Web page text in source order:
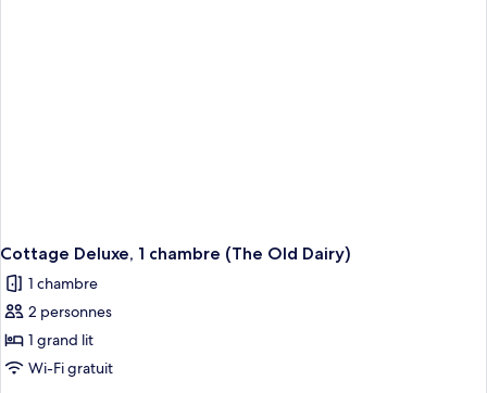
Cottage Deluxe, 1 chambre (The Old Dairy)
1 chambre
2 personnes
1 grand lit
Wi-Fi gratuit